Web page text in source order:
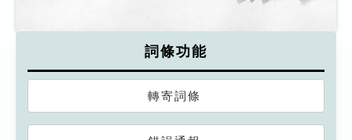
詞條功能
轉寄詞條